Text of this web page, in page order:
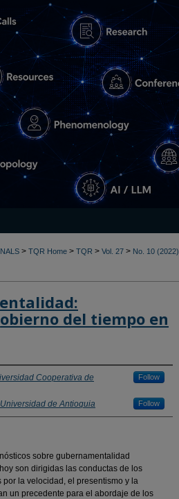
> TQR Home > TQR > Vol. 27 > No. 10 (2022)
del tiempo en
Cooperativa de
Follow
Universidad de Antioquia Follow
sobre gubernamentalidad
son dirigidas las conductas de los
la velocidad, el presentismo y la
un precedente para el abordaje de los